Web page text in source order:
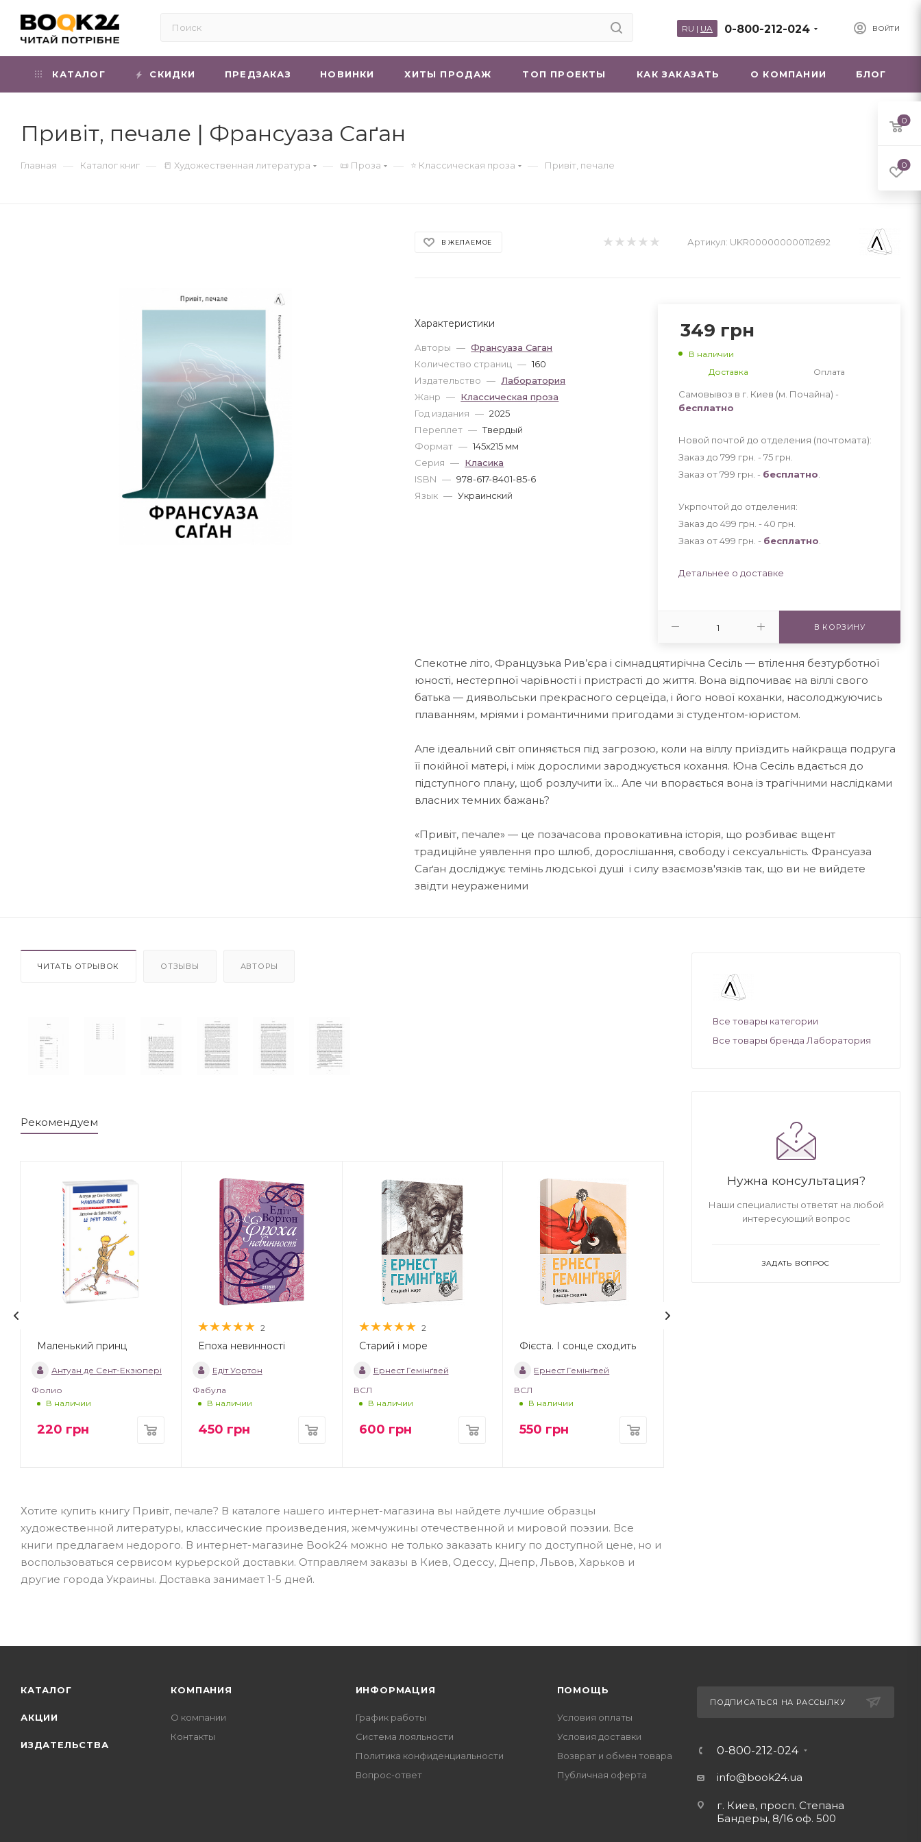
ВОЙТИ
0-800-212-024
RU | UA
КАТАЛОГ СКИДКИ ПРЕДЗАКАЗ НОВИНКИ ХИТЫ ПРОДАЖ ТОП ПРОЕКТЫ КАК ЗАКАЗАТЬ О КОМПАНИИ БЛОГ
Привіт, печале | Франсуаза Саґан
Главная — Каталог книг — 📒 Художественная литература — 📜 Проза — ⭐ Классическая проза — Привіт, печале
В ЖЕЛАЕМОЕ Артикул: UKR000000000112692
Характеристики
Авторы — Франсуаза Саган
Количество страниц — 160
Издательство — Лаборатория
Жанр — Классическая проза
Год издания — 2025
Переплет — Твердый
Формат — 145x215 мм
Серия — Класика
ISBN — 978-617-8401-85-6
Язык — Украинский
349 грн
В наличии
Доставка
Оплата
Самовывоз в г. Киев (м. Почайна) -
бесплатно
Новой почтой до отделения (почтомата):
Заказ до 799 грн. - 75 грн
Заказ от 799 грн. - бесплатно
Укрпочтой до отделения:
Заказ до 499 грн. - 40 грн
Заказ от 499 грн. - бесплатно
Детальнее о доставке
В КОРЗИНУ
Спекотне літо, Французька Рив’єра і сімнадцятирічна Сесіль — втілення безтурботної
юності, нестерпної чарівності і пристрасті до життя. Вона відпочиває на віллі свого
батька — диявольськи прекрасного серцеїда, і його нової коханки, насолоджуючись
плаванням, мріями і романтичними пригодами зі студентом-юристом.
Але ідеальний світ опиняється під загрозою, коли на віллу приїздить найкраща подруга
її покійної матері, і між дорослими зароджується кохання. Юна Сесіль вдається до
підступного плану, щоб розлучити їх... Але чи впорається вона із трагічними наслідками
власних темних бажань?
«Привіт, печале» — це позачасова провокативна історія, що розбиває вщент
традиційне уявлення про шлюб, дорослішання, свободу і сексуальність. Франсуаза
Саґан досліджує темінь людської душі і силу взаємозв'язків так, що ви не вийдете
звідти неураженими
ЧИТАТЬ ОТРЫВОК ОТЗЫВЫ АВТОРЫ
Рекомендуем
Маленький принц
Антуан де Сент-Екзюпері
Фолио
В наличии
220 грн
2
Епоха невинності
Едіт Уортон
Фабула
В наличии
450 грн
2
Старий і море
Ернест Гемінґвей
ВСЛ
В наличии
600 грн
Фієста. І сонце сходить
Ернест Гемінґвей
ВСЛ
В наличии
550 грн
Хотите купить книгу Привіт, печале? В каталоге нашего интернет-магазина вы найдете лучшие образцы
художественной литературы, классические произведения, жемчужины отечественной и мировой поэзии. Все
книги предлагаем недорого. В интернет-магазине Book24 можно не только заказать книгу по доступной цене, но и
воспользоваться сервисом курьерской доставки. Отправляем заказы в Киев, Одессу, Днепр, Львов, Харьков и
другие города Украины. Доставка занимает 1-5 дней.
Все товары категории
Все товары бренда Лаборатория
Нужна консультация?
Наши специалисты ответят на любой
интересующий вопрос
ЗАДАТЬ ВОПРОС
КАТАЛОГ
АКЦИИ
ИЗДАТЕЛЬСТВА
КОМПАНИЯ
О компании
Контакты
ИНФОРМАЦИЯ
График работы
Система лояльности
Политика конфиденциальности
Вопрос-ответ
ПОМОЩЬ
Условия оплаты
Условия доставки
Возврат и обмен товара
Публичная оферта
ПОДПИСАТЬСЯ НА РАССЫЛКУ
0-800-212-024
info@book24.ua
г. Киев, просп. Степана
Бандеры, 8/16 оф. 500
0
0